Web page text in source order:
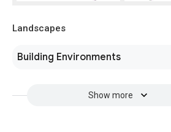
Landscapes
Building Environments
Show more